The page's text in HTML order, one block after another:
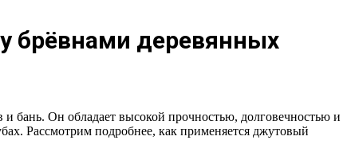
брёвнами деревянных
бань. Он обладает высокой прочностью, долговечностью и
Рассмотрим подробнее, как применяется джутовый